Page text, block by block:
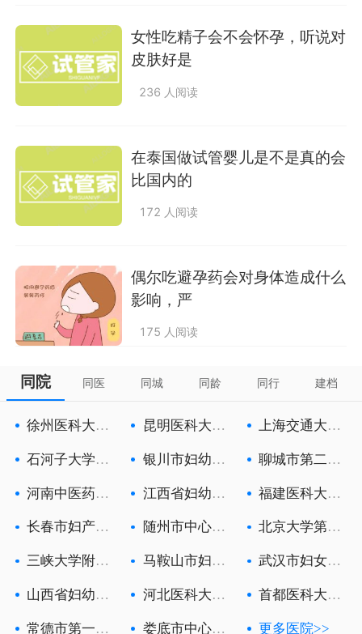
女性吃精子会不会怀孕，听说对
皮肤好是
236 人阅读
在泰国做试管婴儿是不是真的会
比国内的
172 人阅读
偶尔吃避孕药会对身体造成什么
影响，严
175 人阅读
同院 同医 同城 同龄 同行 建档
徐州医科大学
昆明医科大学
上海交通大学
石河子大学医
银川市妇幼保
聊城市第二人
河南中医药大
江西省妇幼保
福建医科大学
长春市妇产医
随州市中心医
北京大学第三
三峡大学附属
马鞍山市妇幼
武汉市妇女儿
山西省妇幼保
河北医科大学
首都医科大学
常德市第一人
娄底市中心医 更多医院>>